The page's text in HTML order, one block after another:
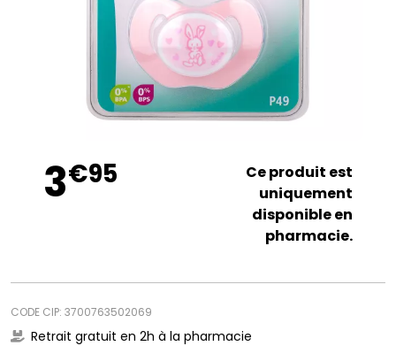
3€95
Ce produit est
uniquement
disponible en
pharmacie.
CODE CIP: 3700763502069
Retrait gratuit en 2h à la pharmacie